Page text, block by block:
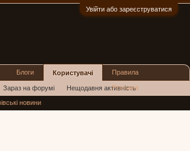
Увійти або зареєструватися
Блоги Користувачі
Зараз на форумі Нещодавня активність
Правила
Реклама
новини